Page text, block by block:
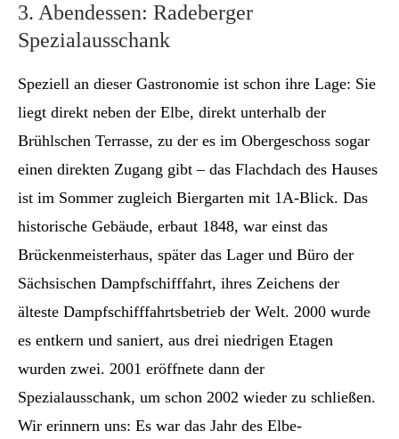
3. Abendessen: Radeberger
Spezialausschank
Speziell an dieser Gastronomie ist schon ihre Lage: Sie
liegt direkt neben der Elbe, direkt unterhalb der
Brühlschen Terrasse, zu der es im Obergeschoss sogar
einen direkten Zugang gibt – das Flachdach des Hauses
ist im Sommer zugleich Biergarten mit 1A-Blick. Das
historische Gebäude, erbaut 1848, war einst das
Brückenmeisterhaus, später das Lager und Büro der
Sächsischen Dampfschifffahrt, ihres Zeichens der
älteste Dampfschifffahrtsbetrieb der Welt. 2000 wurde
es entkern und saniert, aus drei niedrigen Etagen
wurden zwei. 2001 eröffnete dann der
Spezialausschank, um schon 2002 wieder zu schließen.
Wir erinnern uns: Es war das Jahr des Elbe-